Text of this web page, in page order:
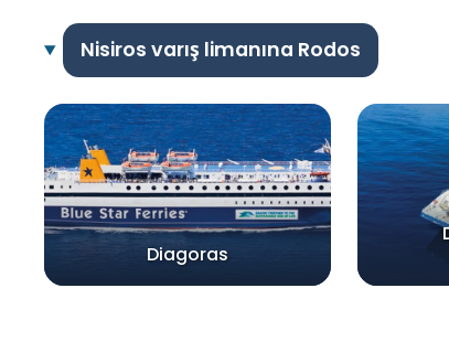
Nisiros varış limanına Rodos
Diagoras